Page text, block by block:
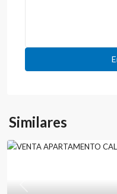
Similares
Previous